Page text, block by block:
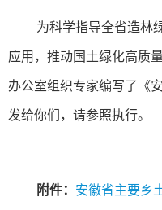
为科学指导全省造林
应用，推动国土绿化高质
办公室组织专家编写了《
发给你们，请参照执行。
附件： 安徽省主要乡